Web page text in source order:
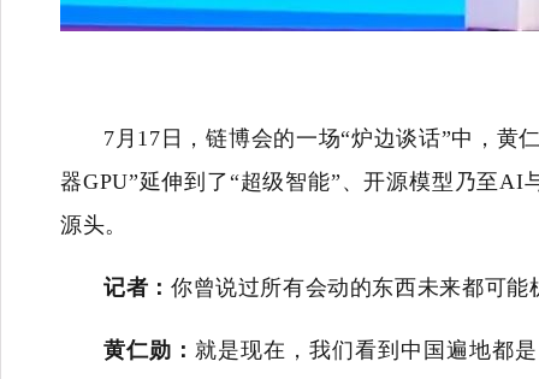
7月17日，链博会的一场“炉边谈话”中，黄
器GPU”延伸到了“超级智能”、开源模型乃至
源头。
记者： 你曾说过所有会动的东西未来都可
黄仁勋： 就是现在，我们看到中国遍地都